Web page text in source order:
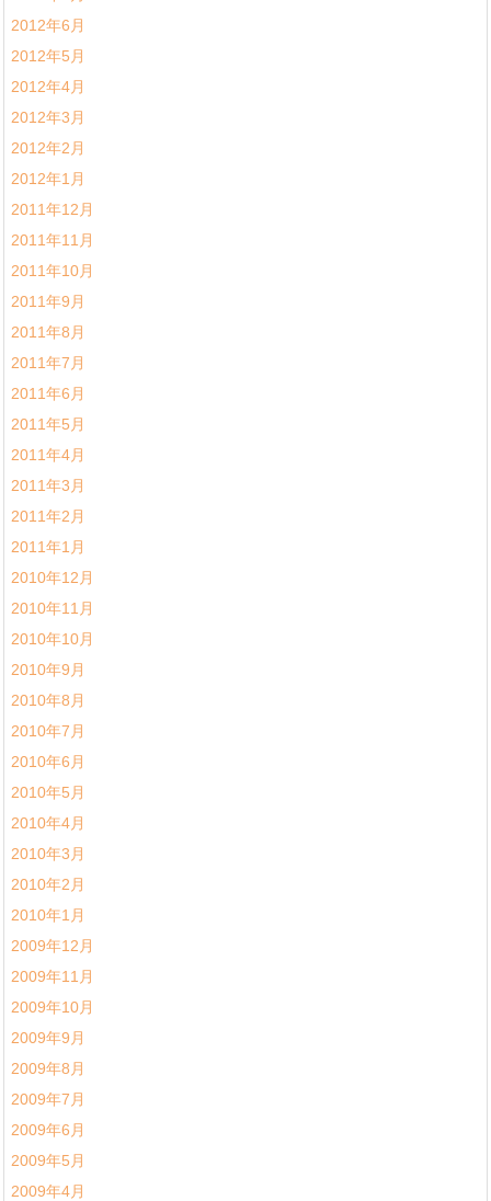
2012年6月
2012年5月
2012年4月
2012年3月
2012年2月
2012年1月
2011年12月
2011年11月
2011年10月
2011年9月
2011年8月
2011年7月
2011年6月
2011年5月
2011年4月
2011年3月
2011年2月
2011年1月
2010年12月
2010年11月
2010年10月
2010年9月
2010年8月
2010年7月
2010年6月
2010年5月
2010年4月
2010年3月
2010年2月
2010年1月
2009年12月
2009年11月
2009年10月
2009年9月
2009年8月
2009年7月
2009年6月
2009年5月
2009年4月